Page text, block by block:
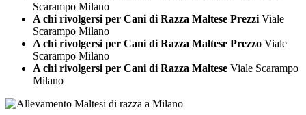
Scarampo Milano
A chi rivolgersi per Cani di Razza Maltese Prezzi Viale
Scarampo Milano
A chi rivolgersi per Cani di Razza Maltese Prezzo Viale
Scarampo Milano
A chi rivolgersi per Cani di Razza Maltese Viale Scarampo
Milano